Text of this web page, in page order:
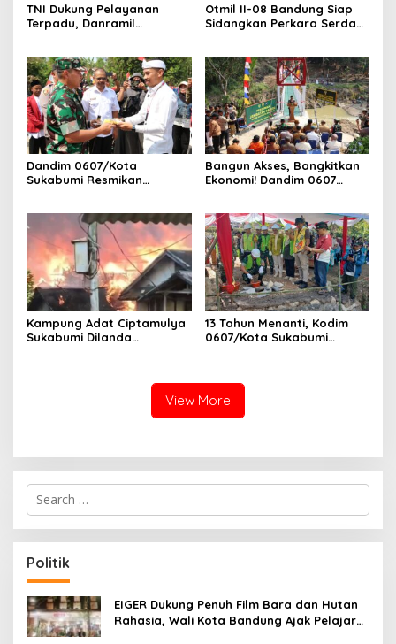
TNI Dukung Pelayanan
Terpadu, Danramil
dan Bazar UMKM
Otmil II-08 Bandung Siap
Sidangkan Perkara Serda
Cirebon
Dandim 0607/Kota
Sukabumi Resmikan
Bangun Akses, Bangkitkan
Ekonomi! Dandim 0607
Kampung Adat Ciptamulya
Sukabumi Dilanda
13 Tahun Menanti, Kodim
0607/Kota Sukabumi
View More
S
r
c
h
f
o
r
:
Politik
EIGER Dukung Penuh Film Bara dan Hutan
Rahasia, Wali Kota Bandung Ajak Pelajar